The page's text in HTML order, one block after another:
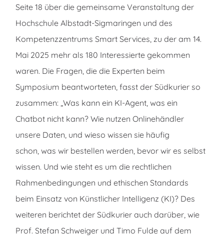
Seite 18 über die gemeinsame Veranstaltung der
Hochschule Albstadt-Sigmaringen und des
Kompetenzzentrums Smart Services, zu der am 14.
Mai 2025 mehr als 180 Interessierte gekommen
waren. Die Fragen, die die Experten beim
Symposium beantworteten, fasst der Südkurier so
zusammen: „Was kann ein KI-Agent, was ein
Chatbot nicht kann? Wie nutzen Onlinehändler
unsere Daten, und wieso wissen sie häufig
schon, was wir bestellen werden, bevor wir es selbst
wissen. Und wie steht es um die rechtlichen
Rahmenbedingungen und ethischen Standards
beim Einsatz von Künstlicher Intelligenz (KI)? Des
weiteren berichtet der Südkurier auch darüber, wie
Prof. Stefan Schweiger und Timo Fulde auf dem